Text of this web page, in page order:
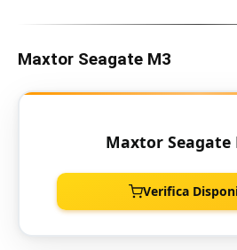
Maxtor Seagate M3
Maxtor Seagate
Verifica